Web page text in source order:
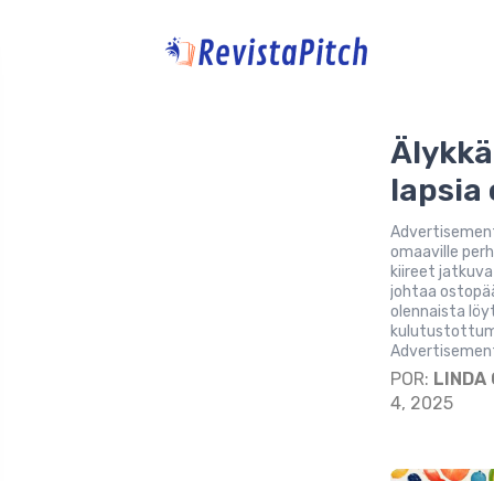
lapsia
omaaville
kiireet
johtaa
olennaista
POR: LINDA
4, 2025